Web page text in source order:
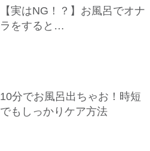
【実はNG！？】お風呂でオナ
ラをすると…
10分でお風呂出ちゃお！時短
でもしっかりケア方法